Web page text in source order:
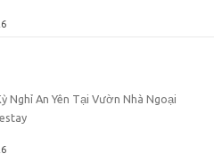
Nghỉ An Yên Tại Vườn Nhà Ngoại